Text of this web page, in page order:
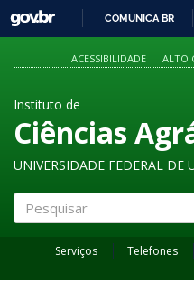
GOVBR
COMUNICA BR
ACESSIBILIDADE ALTO
Instituto de
Ciências
UNIVERSIDADE FEDERAL DE
Serviços Telefones